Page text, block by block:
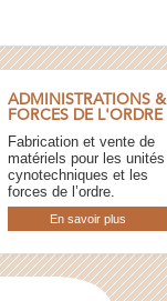
ADMINISTRATIONS &
FORCES DE L'ORDRE
Fabrication et vente de
matériels pour les unités
cynotechniques et les
forces de l’ordre.
En savoir plus